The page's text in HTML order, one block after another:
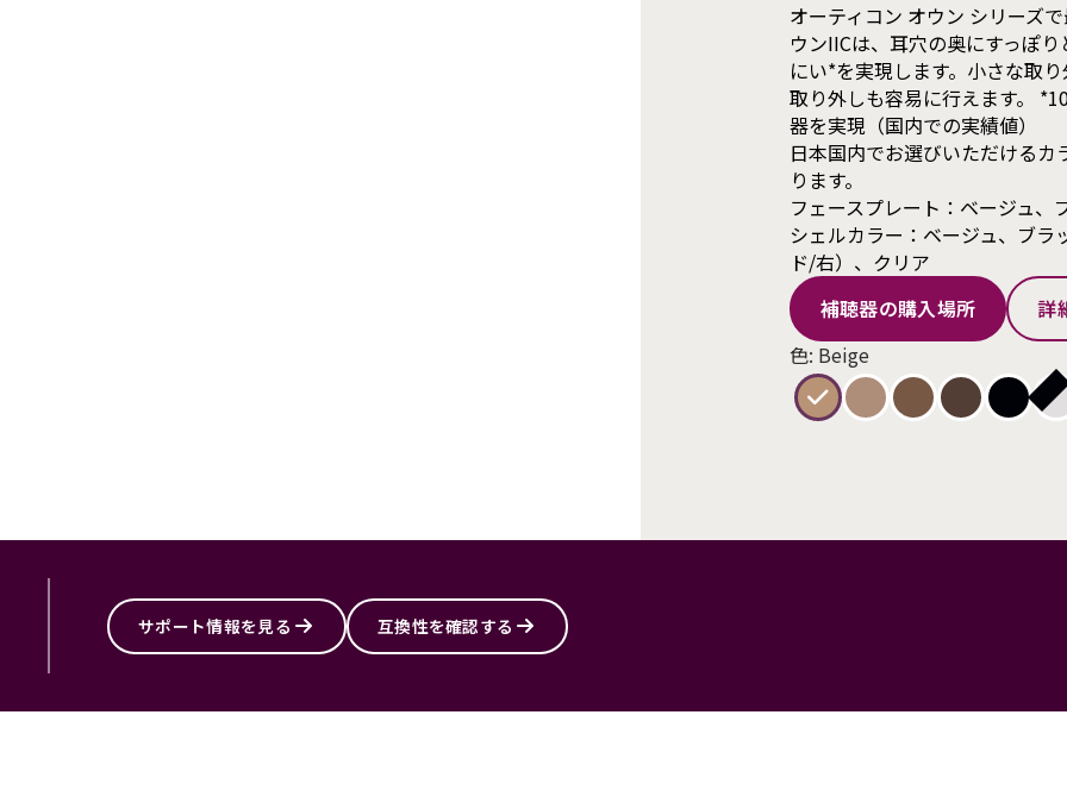
オーティコン オウン シリーズ
ウンIICは、耳穴の奥にすっぽ
にい*を実現します。小さな取
取り外しも容易に行えます。
器を実現（国内での実績値）
日本国内でお選びいただける
ります。
フェースプレート：ベージュ、
シェルカラー：ベージュ、ブ
ド/右）、クリア
補聴器の購入場所
詳
色: Beige
サポート情報を見る 互換性を確認する